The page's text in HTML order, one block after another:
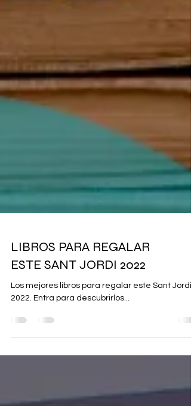
LIBROS PARA REGALAR
ESTE SANT JORDI 2022
Los mejores libros para regalar este Sant Jordi